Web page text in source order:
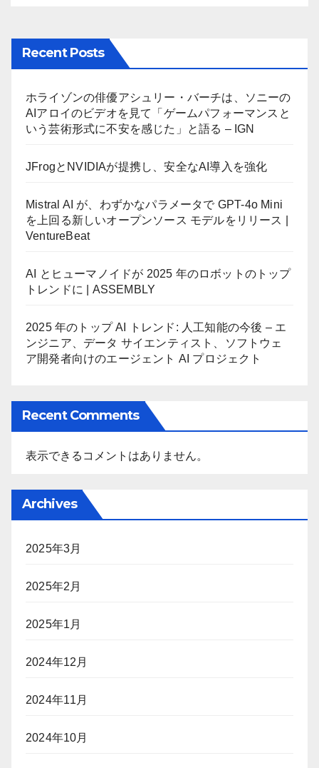
Recent Posts
ホライゾンの俳優アシュリー・バーチは、ソニーの
AIアロイのビデオを見て「ゲームパフォーマンスと
いう芸術形式に不安を感じた」と語る – IGN
JFrogとNVIDIAが提携し、安全なAI導入を強化
Mistral AI が、わずかなパラメータで GPT-4o Mini
を上回る新しいオープンソース モデルをリリース |
VentureBeat
AI とヒューマノイドが 2025 年のロボットのトップ
トレンドに | ASSEMBLY
2025 年のトップ AI トレンド: 人工知能の今後 – エ
ンジニア、データ サイエンティスト、ソフトウェ
ア開発者向けのエージェント AI プロジェクト
Recent Comments
表示できるコメントはありません。
Archives
2025年3月
2025年2月
2025年1月
2024年12月
2024年11月
2024年10月